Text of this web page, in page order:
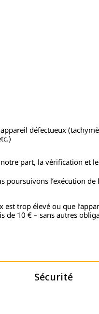
défectueux
part, la vérification et
poursuivons l’exécution
est trop élevé ou que
de 10 € – sans autres
Sécurité